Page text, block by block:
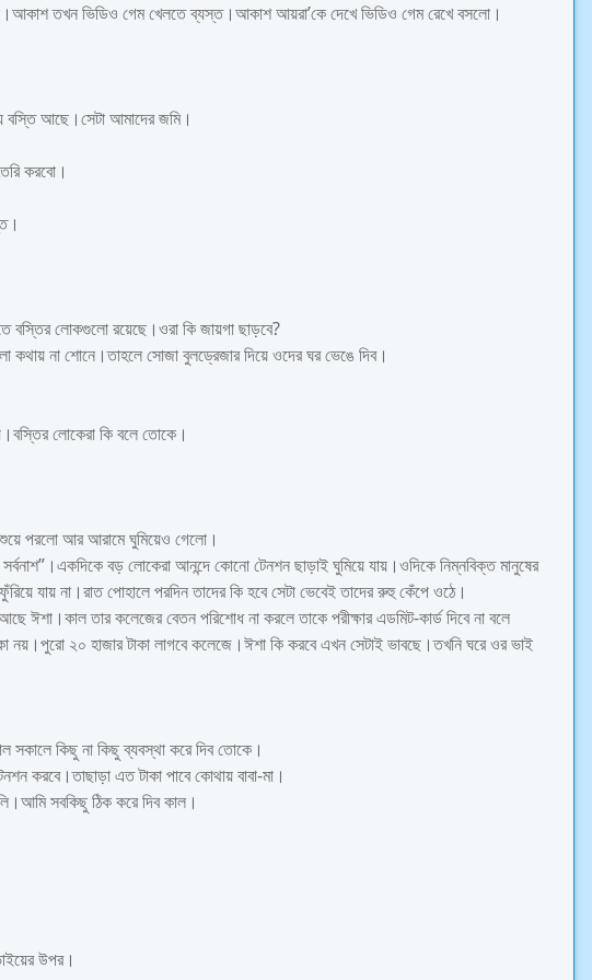
তখন ভিডিও গেম খেলতে ব্যস্ত।আকাশ আয়রা’কে দেখে ভিডিও গেম রেখে বসলো।
বস্তি আছে।সেটা আমাদের জমি।
করবো।
বস্তির লোকগুলো রয়েছে।ওরা কি জায়গা ছাড়বে?
কথায় না শোনে।তাহলে সোজা বুলড্রেজার দিয়ে ওদের ঘর ভেঙে দিব।
লোকেরা কি বলে তোকে।
পরলো আর আরামে ঘুমিয়েও গেলো।
বড় লোকেরা আনন্দে কোনো টেনশন ছাড়াই ঘুমিয়ে যায়।ওদিকে নিম্নবিক্ত মানুষের
যায় না।রাত পোহালে পরদিন তাদের কি হবে সেটা ভেবেই তাদের রুহু কেঁপে ওঠে।
ঈশা।কাল তার কলেজের বেতন পরিশোধ না করলে তাকে পরীক্ষার এডমিট-কার্ড দিবে না বলে
নয়।পুরো ২০ হাজার টাকা লাগবে কলেজে।ঈশা কি করবে এখন সেটাই ভাবছে।তখনি ঘরে ওর ভাই
কিছু না কিছু ব্যবস্থা করে দিব তোকে।
করবে।তাছাড়া এত টাকা পাবে কোথায় বাবা-মা।
সবকিছু ঠিক করে দিব কাল।
উপর।